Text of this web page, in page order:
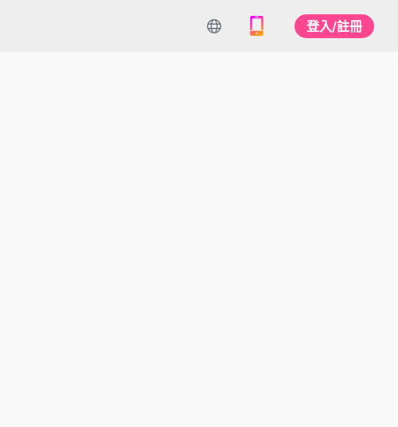
登入/註冊